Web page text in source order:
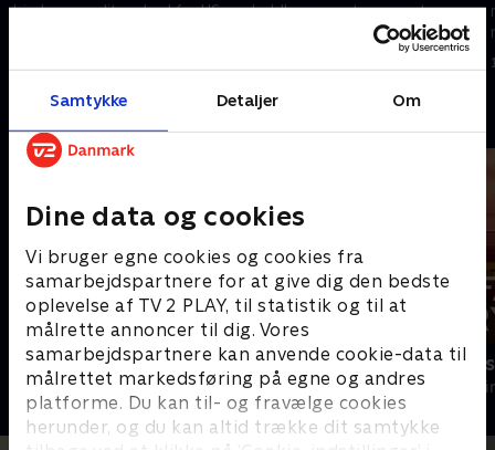
Samtykke Detaljer Om
Dine data og cookies
Vi bruger egne cookies og cookies fra
samarbejdspartnere for at give dig den bedste
oplevelse af TV 2 PLAY, til statistik og til at
målrette annoncer til dig. Vores
samarbejdspartnere kan anvende cookie-data til
målrettet markedsføring på egne og andres
platforme. Du kan til- og fravælge cookies
herunder, og du kan altid trække dit samtykke
hjælper en eliteenhed fra US
reservatet.
holdkammeraters gunst.
9. marts 2026 • 40 min
Andre så også
Konflikt
Krimi & Spænding • 1 sæsoner
Farligt
Krimi &